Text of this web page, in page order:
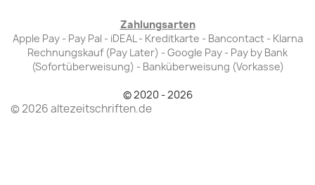
Zahlungsarten
Apple Pay - Pay Pal - iDEAL - Kreditkarte - Bancontact - Klarna
Rechnungskauf (Pay Later) - Google Pay - Pay by Bank
(Sofortüberweisung) - Banküberweisung (Vorkasse)
© 2020 - 2026
© 2026 altezeitschriften.de